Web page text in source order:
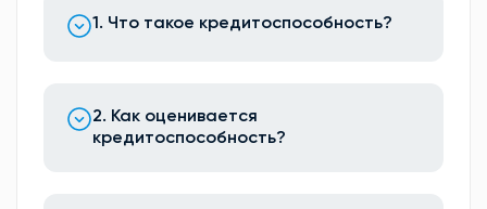
1. Что такое кредитоспособность?
2. Как оценивается
кредитоспособность?